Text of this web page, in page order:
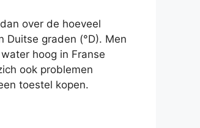
over de hoeveel
Duitse graden (°D). Men
hoog in Franse
ook problemen
toestel kopen.